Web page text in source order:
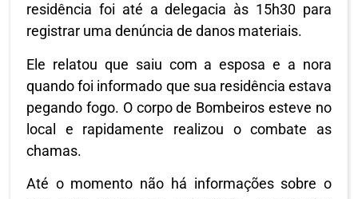
residência foi até a delegacia às 15h30 para
registrar uma denúncia de danos materiais.
Ele relatou que saiu com a esposa e a nora
quando foi informado que sua residência estava
pegando fogo. O corpo de Bombeiros esteve no
local e rapidamente realizou o combate as
chamas.
Até o momento não há informações sobre o